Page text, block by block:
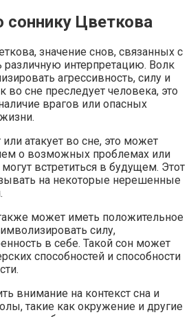
соннику Цветкова
значение снов, связанных с
интерпретацию. Волк
агрессивность, силу и
во сне преследует человека, это
врагов или опасных
или атакует во сне, это может
о возможных проблемах или
встретиться в будущем. Этот
на некоторые нерешенные
может иметь положительное
силу,
в себе. Такой сон может
способностей и способности
внимание на контекст сна и
такие как окружение и другие